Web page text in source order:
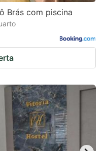
Brás com piscina